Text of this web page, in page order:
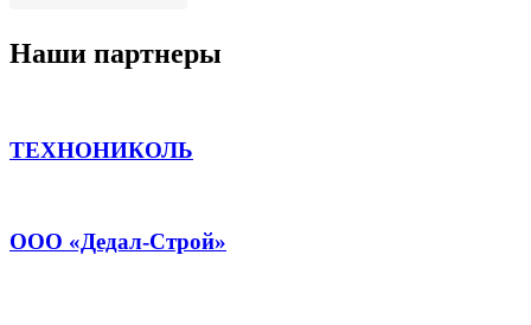
Наши партнеры
ТЕХНОНИКОЛЬ
ООО «Дедал-Строй»